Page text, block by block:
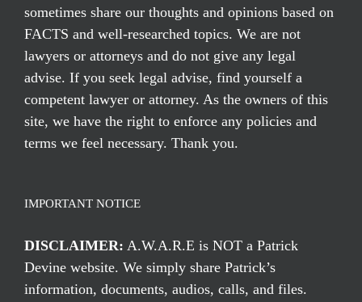
sometimes share our thoughts and opinions based on
FACTS and well-researched topics. We are not
lawyers or attorneys and do not give any legal
advise. If you seek legal advise, find yourself a
competent lawyer or attorney. As the owners of this
site, we have the right to enforce any policies and
terms we feel necessary. Thank you.
IMPORTANT NOTICE
DISCLAIMER: A.W.A.R.E is NOT a Patrick
Devine website. We simply share Patrick’s
information, documents, audios, calls, and files.